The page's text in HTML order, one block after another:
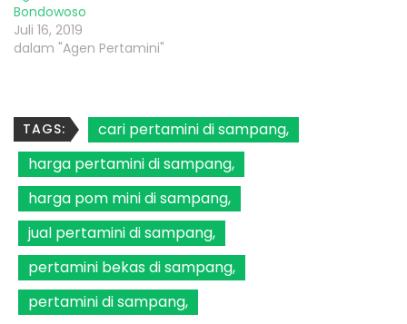
Bondowoso
Juli 16, 2019
dalam "Agen Pertamini"
TAGS:
cari pertamini di sampang
harga pertamini di sampang
harga pom mini di sampang
jual pertamini di sampang
pertamini bekas di sampang
pertamini di sampang